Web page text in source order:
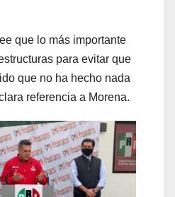
que lo más importante
para evitar que
que no ha hecho nada
referencia a Morena.